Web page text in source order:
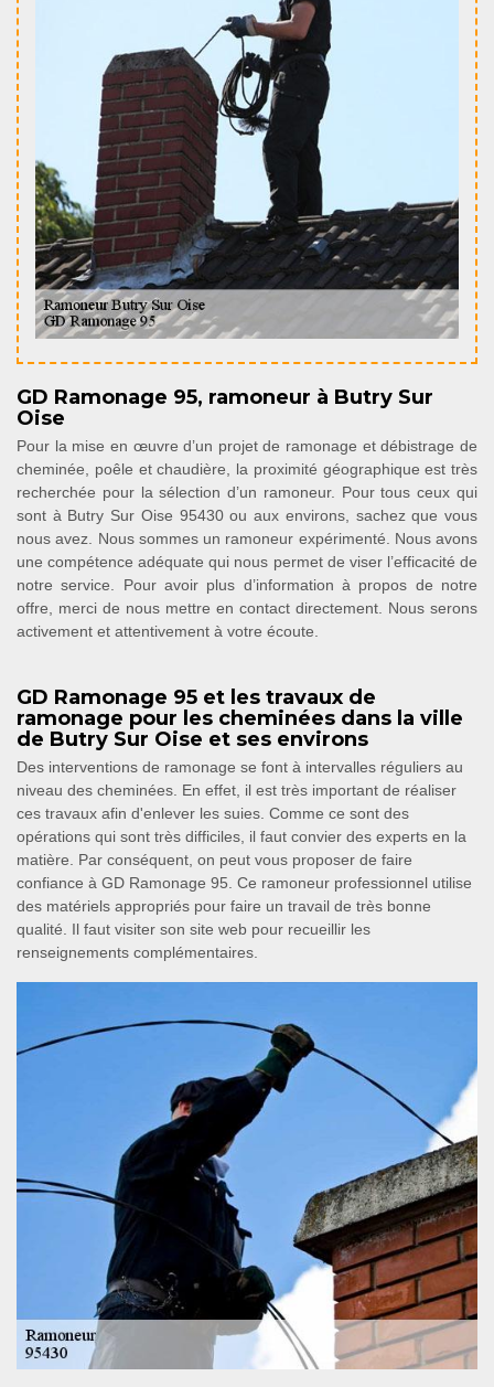
GD Ramonage 95, ramoneur à Butry Sur
Oise
Pour la mise en œuvre d’un projet de ramonage et débistrage de
cheminée, poêle et chaudière, la proximité géographique est très
recherchée pour la sélection d’un ramoneur. Pour tous ceux qui
sont à Butry Sur Oise 95430 ou aux environs, sachez que vous
nous avez. Nous sommes un ramoneur expérimenté. Nous avons
une compétence adéquate qui nous permet de viser l’efficacité de
notre service. Pour avoir plus d’information à propos de notre
offre, merci de nous mettre en contact directement. Nous serons
activement et attentivement à votre écoute.
GD Ramonage 95 et les travaux de
ramonage pour les cheminées dans la ville
de Butry Sur Oise et ses environs
Des interventions de ramonage se font à intervalles réguliers au
niveau des cheminées. En effet, il est très important de réaliser
ces travaux afin d'enlever les suies. Comme ce sont des
opérations qui sont très difficiles, il faut convier des experts en la
matière. Par conséquent, on peut vous proposer de faire
confiance à GD Ramonage 95. Ce ramoneur professionnel utilise
des matériels appropriés pour faire un travail de très bonne
qualité. Il faut visiter son site web pour recueillir les
renseignements complémentaires.